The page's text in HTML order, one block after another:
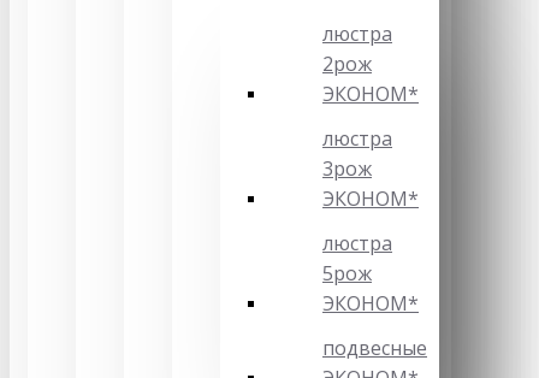
люстра
2рож
ЭКОНОМ*
люстра
3рож
ЭКОНОМ*
люстра
5рож
ЭКОНОМ*
подвесные